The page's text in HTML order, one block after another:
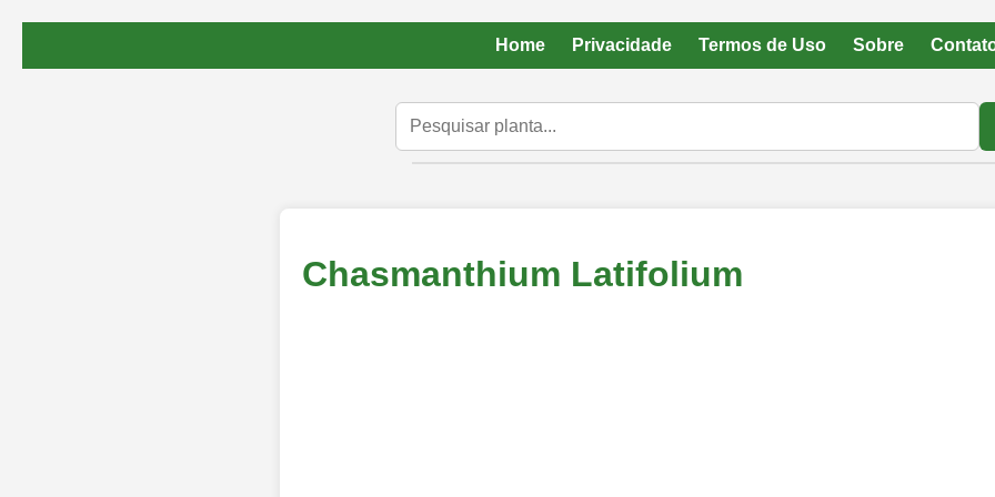
Home Privacidade Termos de Uso Sobre
Chasmanthium Latifolium